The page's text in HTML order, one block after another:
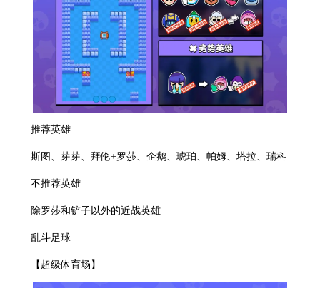
推荐英雄
斯图、芽芽、拜伦+罗莎、企鹅、琥珀、帕姆、塔拉、瑞科
不推荐英雄
除罗莎和铲子以外的近战英雄
乱斗足球
【超级体育场】